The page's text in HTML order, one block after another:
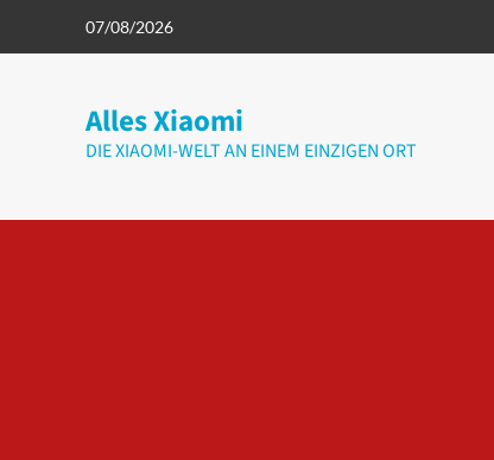
07/08/2026
Alles Xiaomi
DIE XIAOMI-WELT AN EINEM EINZIGEN ORT